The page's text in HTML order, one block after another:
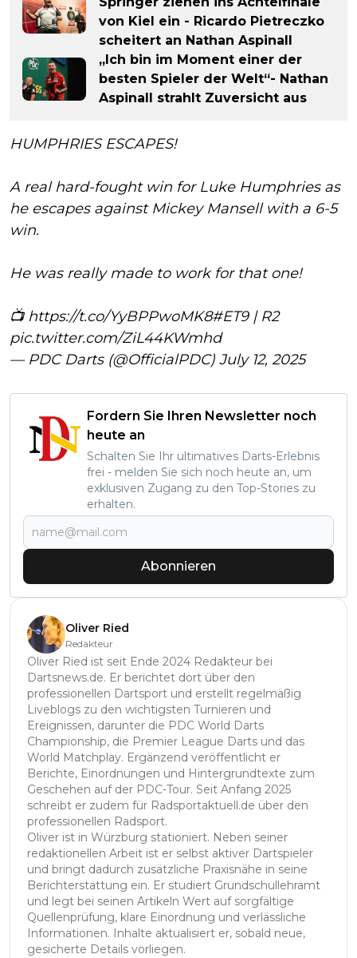
von Kiel ein - Ricardo Pietreczko
scheitert an Nathan Aspinall
„Ich bin im Moment einer der
besten Spieler der Welt“- Nathan
Aspinall strahlt Zuversicht aus
HUMPHRIES ESCAPES!
A real hard-fought win for Luke Humphries as
he escapes against Mickey Mansell with a 6-5
win.
He was really made to work for that one!
📺 https://t.co/YyBPPwoMK8#ET9| R2
pic.twitter.com/ZiL44KWmhd
— PDC Darts (@OfficialPDC) July 12, 2025
Fordern Sie Ihren Newsletter noch
heute an
Schalten Sie Ihr ultimatives Darts-Erlebnis
frei - melden Sie sich noch heute an, um
exklusiven Zugang zu den Top-Stories zu
erhalten.
Abonnieren
Oliver Ried
Redakteur
Oliver Ried ist seit Ende 2024 Redakteur bei
Dartsnews.de. Er berichtet dort über den
professionellen Dartsport und erstellt regelmäßig
Liveblogs zu den wichtigsten Turnieren und
Ereignissen, darunter die PDC World Darts
Championship, die Premier League Darts und das
World Matchplay. Ergänzend veröffentlicht er
Berichte, Einordnungen und Hintergrundtexte zum
Geschehen auf der PDC-Tour. Seit Anfang 2025
schreibt er zudem für Radsportaktuell.de über den
professionellen Radsport.
Oliver ist in Würzburg stationiert. Neben seiner
redaktionellen Arbeit ist er selbst aktiver Dartspieler
und bringt dadurch zusätzliche Praxisnähe in seine
Berichterstattung ein. Er studiert Grundschullehramt
und legt bei seinen Artikeln Wert auf sorgfältige
Quellenprüfung, klare Einordnung und verlässliche
Informationen. Inhalte aktualisiert er, sobald neue,
gesicherte Details vorliegen.